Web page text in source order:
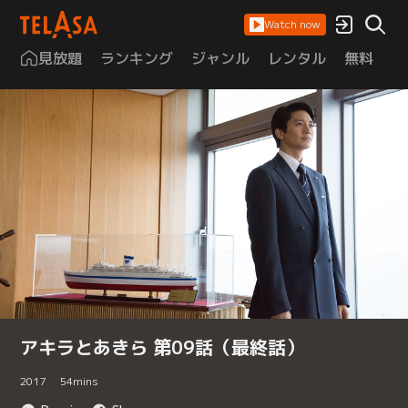
Watch now
見放題 ランキング ジャンル レンタル 無料
アキラとあきら 第09話（最終話）
2017 54mins